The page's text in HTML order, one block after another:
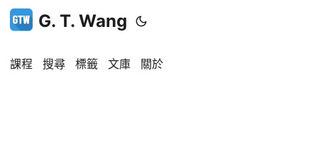
G. T. Wang
課程 搜尋 標籤 文庫 關於